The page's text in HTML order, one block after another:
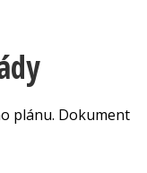
plánu. Dokument